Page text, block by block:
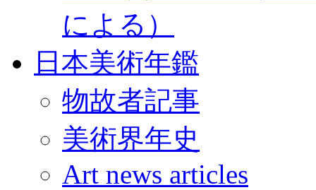
による）
日本美術年鑑
物故者記事
美術界年史
Art news articles